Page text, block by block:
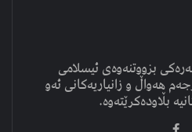
بزووتنەوەی ئیسلامی
هەواڵ و زانیاریەکانی ئەو
بڵاودەکرێتەوە.